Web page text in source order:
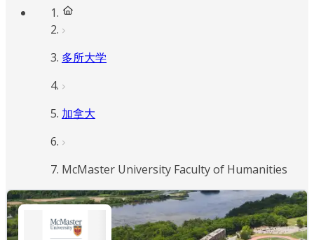
多所大学
加拿大
McMaster University Faculty of Humanities